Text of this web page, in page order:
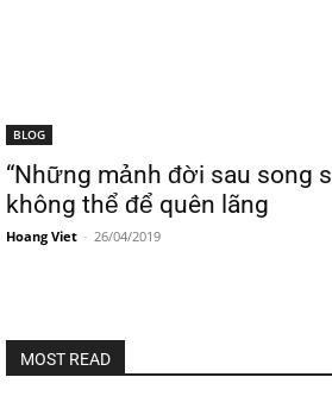
BLOG
“Những mảnh đời sau song
không thể để quên lãng
Hoang Viet - 26/04/2019
MOST READ